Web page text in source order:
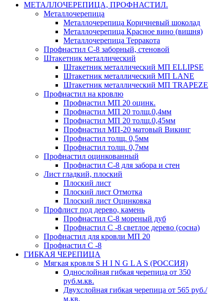
МЕТАЛЛОЧЕРЕПИЦА, ПРОФНАСТИЛ.
Металлочерепица
Металлочерепица Коричневый шоколад
Металлочерепица Красное вино (вишня)
Металлочерепица Терракота
Профнастил С-8 заборный, стеновой
Штакетник металлический
Штакетник металлический МП ELLIPSE
Штакетник металлический МП LАNE
Штакетник металлический МП TRAPEZE
Профнастил на кровлю
Профнастил МП 20 оцинк.
Профнастил МП 20 толщ.0,4мм
Профнастил МП 20 толщ.0,45мм
Профнастил МП-20 матовый Викинг
Профнастил толщ. 0,5мм
Профнастил толщ. 0,7мм
Профнастил оцинкованный
Профнастил С-8 для забора и стен
Лист гладкий, плоский
Плоский лист
Плоский лист Отмотка
Плоский лист Оцинковка
Профлист под дерево, камень
Профнастил С-8 мореный дуб
Профнастил С -8 светлое дерево (сосна)
Профнастил для кровли МП 20
Профнастил С -8
ГИБКАЯ ЧЕРЕПИЦА
Мягкая кровля S H I N G L A S (РОССИЯ)
Однослойная гибкая черепица от 350
руб.м.кв.
Двухслойная гибкая черепица от 565 руб./
м.кв.